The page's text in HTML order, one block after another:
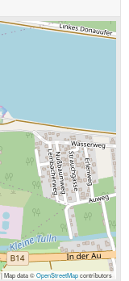
|Map data ©OpenStreetMapcontributors